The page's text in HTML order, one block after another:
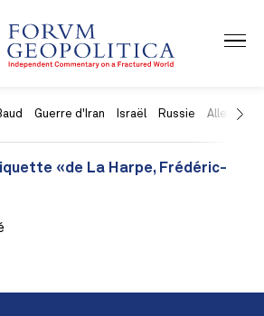
Guerre d'Iran Israël Russie Allemagne
«de La Harpe, Frédéric-